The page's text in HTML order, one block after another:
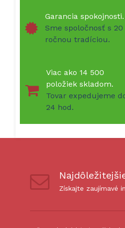
Garancia spokojnosti.
Sme spoločnosť s 20
ročnou tradíciou.
Viac ako 14 500
položiek skladom.
Tovar expedujeme
24 hod.
Získajte zaujímavé